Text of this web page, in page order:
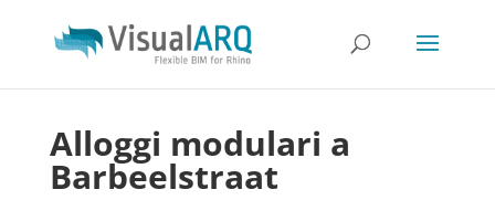
Alloggi modulari a
Barbeelstraat